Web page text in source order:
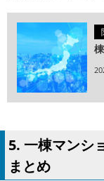
5. 一棟マンシ
まとめ